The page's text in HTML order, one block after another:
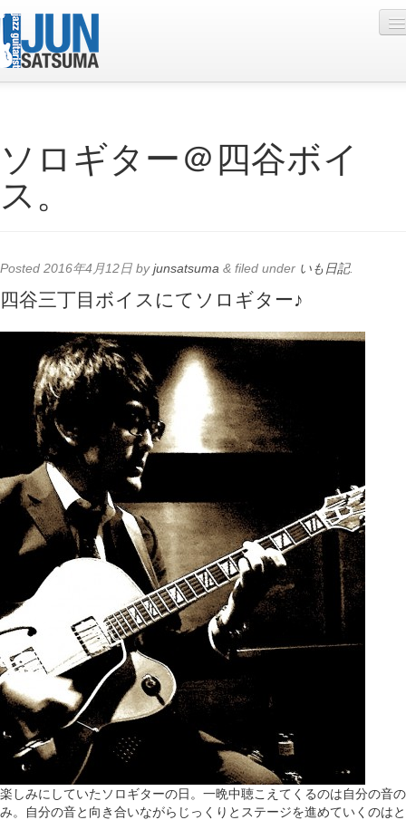
Live Schedule
Discography
Contact
YouTube
Online Lesson
ソロギター＠四谷ボイ
ス。
Posted 2016年4月12日 byjunsatsuma & filed under いも日記.
四谷三丁目ボイスにてソロギター♪
楽しみにしていたソロギターの日。一晩中聴こえてくるのは自分の音の
み。自分の音と向き合いながらじっくりとステージを進めていくのはと